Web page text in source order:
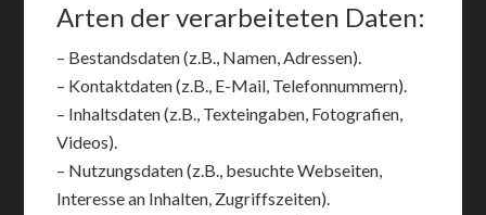
Arten der verarbeiteten Daten:
– Bestandsdaten (z.B., Namen, Adressen).
– Kontaktdaten (z.B., E-Mail, Telefonnummern).
– Inhaltsdaten (z.B., Texteingaben, Fotografien,
Videos).
– Nutzungsdaten (z.B., besuchte Webseiten,
Interesse an Inhalten, Zugriffszeiten).